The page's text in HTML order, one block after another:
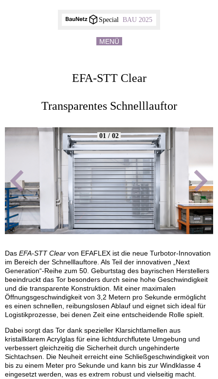
MENÜ
Special BAU 2025
EFA-STT Clear
Transparentes Schnelllauftor
01 / 02
Das EFA-STT Clear von EFAFLEX ist die neue Turbotor-Innovation
im Bereich der Schnelllauftore. Als Teil der innovativen „Next
Generation“-Reihe zum 50. Geburtstag des bayrischen Herstellers
beeindruckt das Tor besonders durch seine hohe Geschwindigkeit
und die transparente Konstruktion. Mit einer maximalen
Öffnungsgeschwindigkeit von 3,2 Metern pro Sekunde ermöglicht
es einen schnellen, reibungslosen Ablauf und eignet sich ideal für
Logistikprozesse, bei denen Zeit eine entscheidende Rolle spielt.
Dabei sorgt das Tor dank spezieller Klarsichtlamellen aus
kristallklarem Acrylglas für eine lichtdurchflutete Umgebung und
verbessert gleichzeitig die Sicherheit durch ungehinderte
Sichtachsen. Die Neuheit erreicht eine Schließgeschwindigkeit von
bis zu einem Meter pro Sekunde und kann bis zur Windklasse 4
eingesetzt werden, was es extrem robust und vielseitig macht.